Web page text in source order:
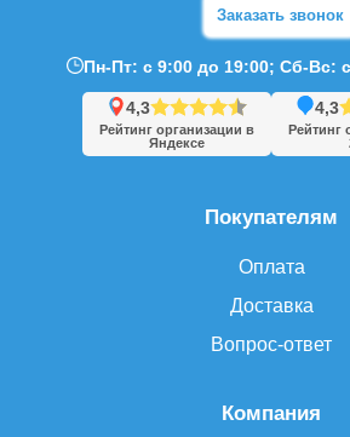
Компания
Покупателям
Оплата
Доставка
Вопрос-ответ
Заказать звонок
Пн-Пт: с 9:00 до 19:00; Сб-Вс:
4,3
Рейтинг организации в
Яндексе
4,3
Рейтинг